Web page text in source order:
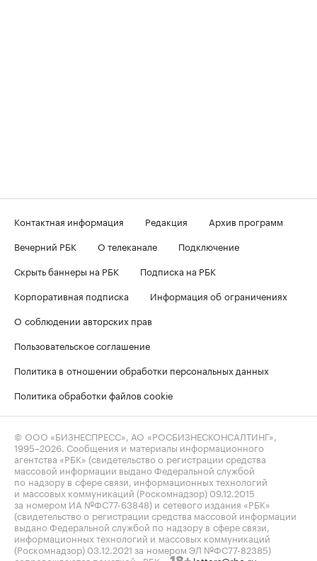
Контактная информация Редакция
Архив программ
Вечерний РБК
О телеканале
Подключение
Скрыть баннеры на РБК
Подписка на РБК
Корпоративная подписка
Информация об ограничениях
О соблюдении авторских прав
Пользовательское соглашение
Политика в отношении обработки персональных данных
Политика обработки файлов cookie
© ООО «БИЗНЕСПРЕСС», АО «РОСБИЗНЕСКОНСАЛТИНГ»,
1995–2026 . Сообщения и материалы информационного
агентства «РБК» (свидетельство о регистрации средства
массовой информации выдано Федеральной службой
по надзору в сфере связи, информационных технологий
и массовых коммуникаций (Роскомнадзор) 09.12.2015
за номером ИА №ФС77-63848) и сетевого издания «РБК»
(свидетельство о регистрации средства массовой информации
выдано Федеральной службой по надзору в сфере связи,
информационных технологий и массовых коммуникаций
(Роскомнадзор) 03.12.2021 за номером ЭЛ №ФС77-82385)